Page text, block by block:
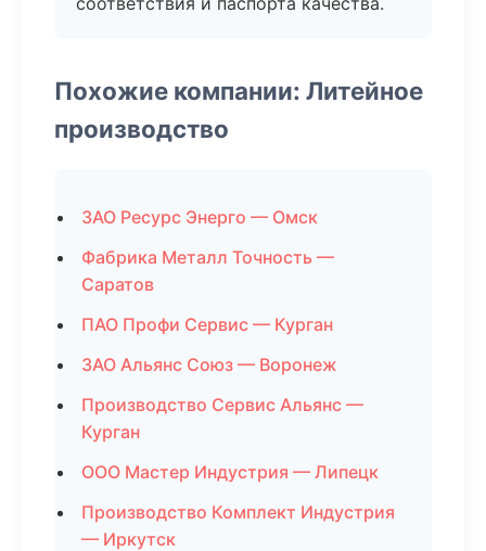
Похожие компании: Литейное
производство
ЗАО Ресурс Энерго — Омск
Фабрика Металл Точность —
Саратов
ПАО Профи Сервис — Курган
ЗАО Альянс Союз — Воронеж
Производство Сервис Альянс —
Курган
ООО Мастер Индустрия — Липецк
Производство Комплект Индустрия
— Иркутск